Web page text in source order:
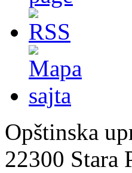
Opštinska
22300 Stara